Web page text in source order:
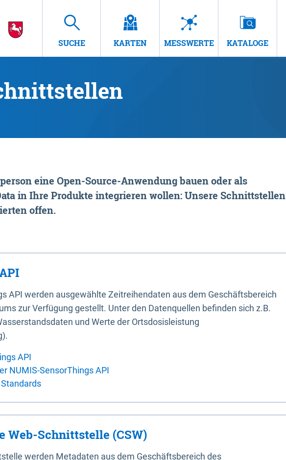
SUCHE KARTEN MESSWERTE KATALOGE
eine Open-Source-Anwendung bauen oder als
in Ihre Produkte integrieren wollen: Unsere Schnittstellen
offen.
API werden ausgewählte Zeitreihendaten aus dem Geschäftsbereich
zur Verfügung gestellt. Unter den Datenquellen befinden sich z.B.
und Werte der Ortsdosisleistung
API
NUMIS-SensorThings API
Web-Schnittstelle (CSW)
werden Metadaten aus dem Geschäftsbereich des